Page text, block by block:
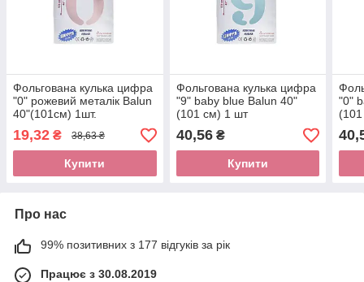
Фольгована кулька цифра
"0" рожевий металік Balun
40"(101см) 1шт.
19,32 ₴ 38,63 ₴
Купити
Фольгована кулька цифра
"9" baby blue Balun 40"
(101 см) 1 шт
40,56₴
Купити
"0"
Про нас
99% позитивних з 177 відгуків за рік
Працює з 30.08.2019